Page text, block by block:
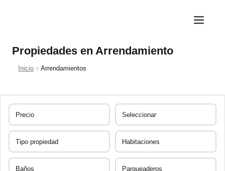
Propiedades en Arrendamiento
Inicio Arrendamientos